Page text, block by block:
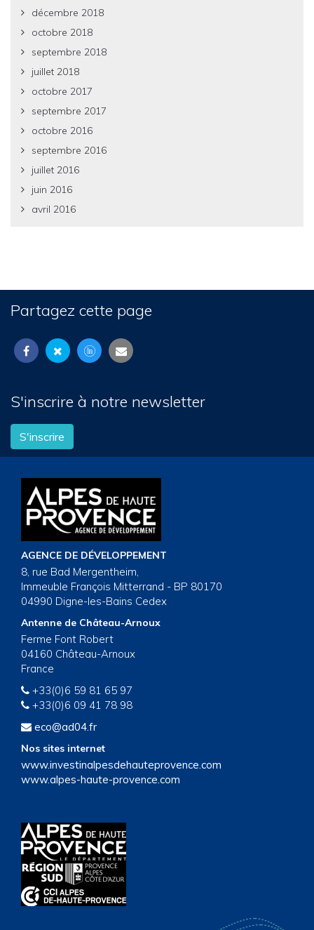
décembre 2018
octobre 2018
septembre 2018
juillet 2018
octobre 2017
septembre 2017
octobre 2016
septembre 2016
juillet 2016
juin 2016
avril 2016
Partagez cette page
S'inscrire à notre newsletter
S'inscrire
AGENCE DE DÉVELOPPEMENT
8, rue Bad Mergentheim,
Immeuble François Mitterrand - BP 80170
04990 Digne-les-Bains Cedex
Antenne de Château-Arnoux
Ferme Font Robert
04160 Château-Arnoux
France
+33(0)6 59 81 65 97
+33(0)6 09 41 78 98
eco@ad04.fr
Nos sites internet
www.investinalpesdehauteprovence.com
www.alpes-haute-provence.com